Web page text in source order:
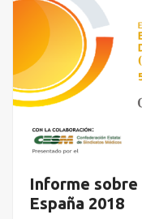
Informe sobre
España 2018